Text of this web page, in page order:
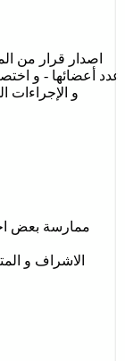
عدد أعضائها - و
و الإجراءات